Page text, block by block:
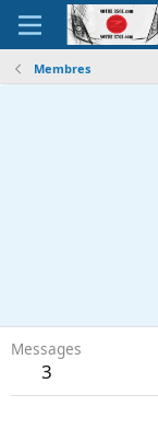
Membres
Messages
3